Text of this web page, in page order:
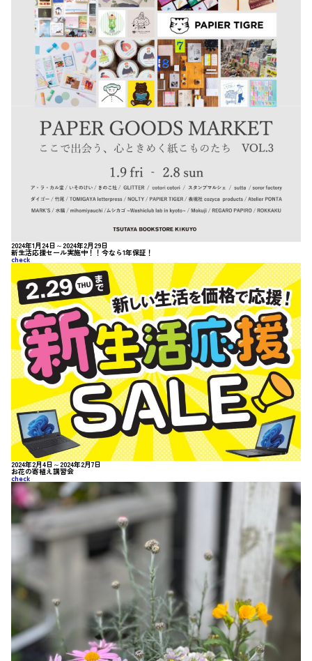
2024年1月24日～2024年2月29日
新生活応援セール実施中！！今なら1年保証！
check
2024年2月4日～2024年2月7日
お花の寄植え講習会
check